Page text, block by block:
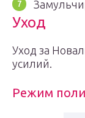
Уход
Уход за
усилий.
Режим